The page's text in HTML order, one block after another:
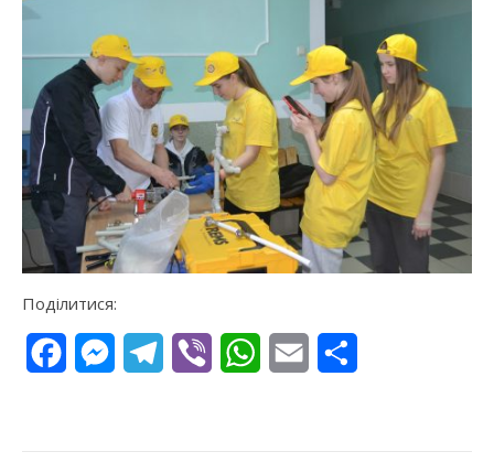
Поділитися:
FacebookMessengerTelegram
Viber WhatsApp
Email